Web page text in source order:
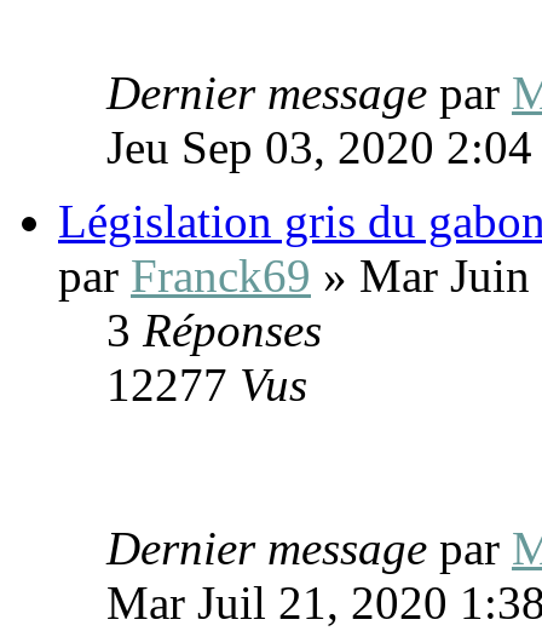
Dernier message par
Jeu Sep 03, 2020
Législation gris du
par Franck69 » Mar
3 Réponses
12277 Vus
Dernier message par
Mar Juil 21, 2020